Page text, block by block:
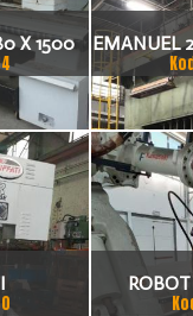
X 1500
EMANUEL